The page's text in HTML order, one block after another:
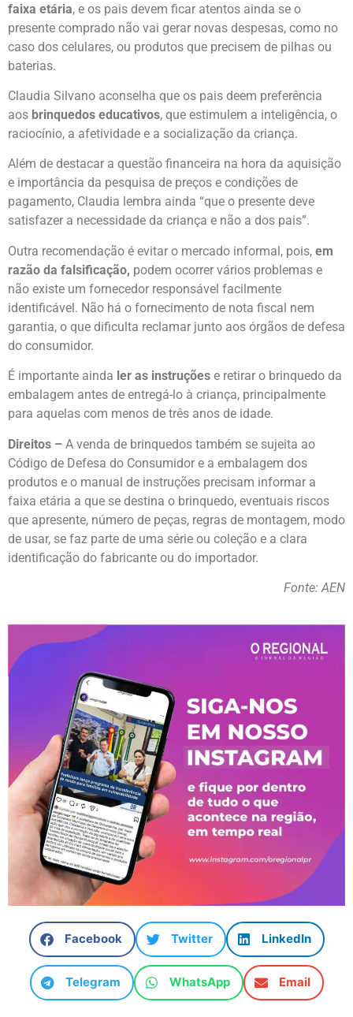
faixa etária, e os pais devem ficar atentos ainda se o
presente comprado não vai gerar novas despesas, como no
caso dos celulares, ou produtos que precisem de pilhas ou
baterias.
Claudia Silvano aconselha que os pais deem preferência
aos brinquedos educativos, que estimulem a inteligência, o
raciocínio, a afetividade e a socialização da criança.
Além de destacar a questão financeira na hora da aquisição
e importância da pesquisa de preços e condições de
pagamento, Claudia lembra ainda “que o presente deve
satisfazer a necessidade da criança e não a dos pais”.
Outra recomendação é evitar o mercado informal, pois, em
razão da falsificação, podem ocorrer vários problemas e
não existe um fornecedor responsável facilmente
identificável. Não há o fornecimento de nota fiscal nem
garantia, o que dificulta reclamar junto aos órgãos de defesa
do consumidor.
É importante ainda ler as instruções e retirar o brinquedo da
embalagem antes de entregá-lo à criança, principalmente
para aquelas com menos de três anos de idade.
Direitos – A venda de brinquedos também se sujeita ao
Código de Defesa do Consumidor e a embalagem dos
produtos e o manual de instruções precisam informar a
faixa etária a que se destina o brinquedo, eventuais riscos
que apresente, número de peças, regras de montagem, modo
de usar, se faz parte de uma série ou coleção e a clara
identificação do fabricante ou do importador.
Fonte: AEN
Facebook Twitter LinkedIn
Telegram WhatsApp Email